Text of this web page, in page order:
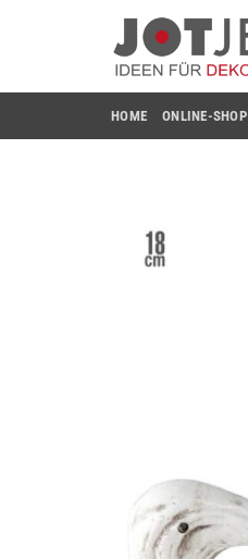
HOME ONLINE-SHOP